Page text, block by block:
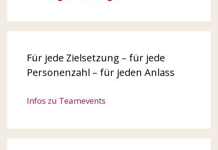
Für jede Zielsetzung – für jede
Personenzahl – für jeden Anlass
Infos zu Teamevents